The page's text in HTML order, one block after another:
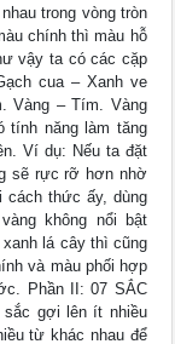
trong vòng tròn
chính thì màu hỗ
vậy ta có các cặp
cua – Xanh ve
Vàng – Tím. Vàng
tính năng làm tăng
Ví dụ: Nếu ta đặt
sẽ rực rỡ hơn nhờ
cách thức ấy, dùng
không nổi bật
lá cây thì cũng
và màu phối hợp
Phần II: 07 SẮC
sắc gợi lên ít nhiều
từ khác nhau để